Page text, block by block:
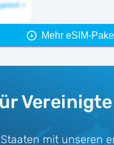
>
Mehr eSIM-
mit unseren